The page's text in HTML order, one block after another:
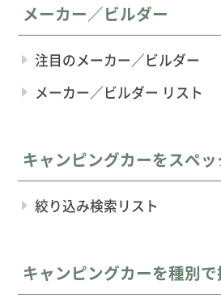
メーカー／ビルダー
注目のメーカー／ビルダー
メーカー／ビルダー リスト
キャンピングカーをスペ
絞り込み検索リスト
キャンピングカーを種別